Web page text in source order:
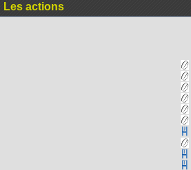
Les actions